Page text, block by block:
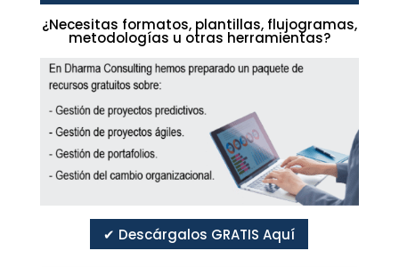
¿Necesitas formatos, plantillas, flujogramas,
metodologías u otras herramientas?
✔ Descárgalos GRATIS Aquí